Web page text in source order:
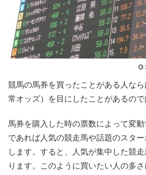
競馬の馬券を買ったことがある人な
常オッズ）を目にしたことがあるの
馬券を購入した時の票数によって変
であれば人気の競走馬や話題のスタ
します。すると、人気が集中した競
ります。このように買いたい人の多